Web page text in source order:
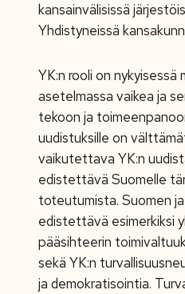
kansainvälisissä
Yhdistyneissä
YK:n rooli on nykyisessä
asetelmassa vaikea ja
tekoon ja
uudistuksille on
vaikutettava YK:n
edistettävä Suomelle
toteutumista. Suomen
edistettävä esimerkiksi
pääsihteerin
sekä YK:n
ja demokratisointia.